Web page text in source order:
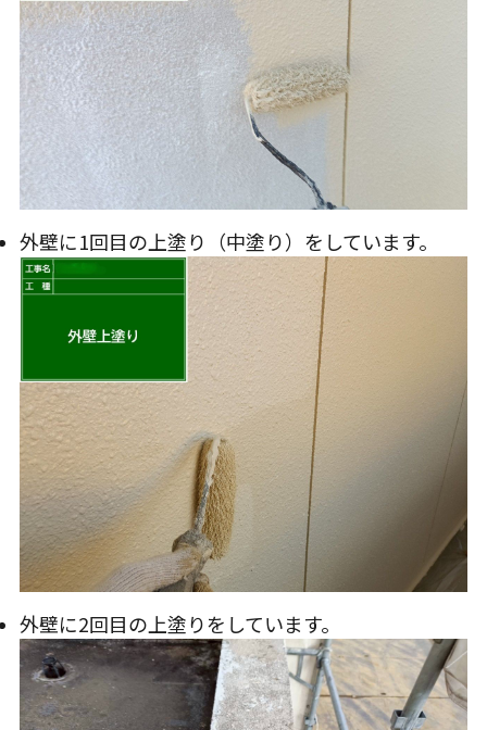
外壁に1回目の上塗り（中塗り）をしています。
外壁に2回目の上塗りをしています。